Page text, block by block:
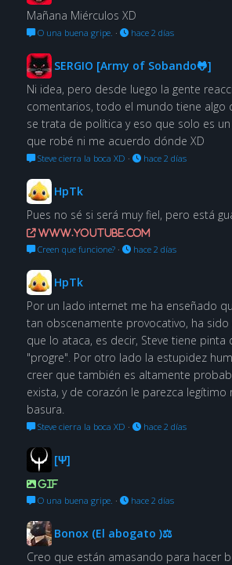
Mañana Miérculos XD
O una buena gripe. · hace 2 días
SERGIO [Army of Sobando🐸]
Ni idea, pero desde luego la gente
comentarios, todo el mundo tiene algo
se trata de política y eso que solo es
que robé ni me acuerdo dónde XD
Steve cierra la boca XD · hace 2 días
HpTk
Pues no sé si será muy fiel, pero está
www.youtube.com
Creen que funcione?· hace 2 días
HpTk
Por un lado internet me ha enseñado
tan obscenamente provocativo, ha
que lo ataca, es decir, Steve tiene pinta
"progre". Por otro lado la estupidez
creer que también es altamente
exista, y de corazón le parezca legítimo
basura.
Steve cierra la boca XD · hace 2 días
[Ψ]
GIF
O una buena gripe. · hace 2 días
Bonox (El abogato )⚖
Creo que están amasando para hacer